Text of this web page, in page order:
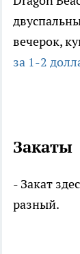
вечерок,
за 1-2
Закаты
- Закат
разный.